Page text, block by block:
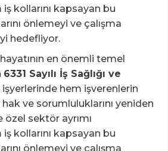
kollarını kapsayan bu
önlemeyi ve çalışma
hedefliyor.
en önemli temel
6331 Sayılı İş Sağlığı ve
işyerlerinde hem işverenlerin
hak ve sorumluluklarını yeniden
özel sektör ayrımı
kollarını kapsayan bu
önlemeyi ve çalışma